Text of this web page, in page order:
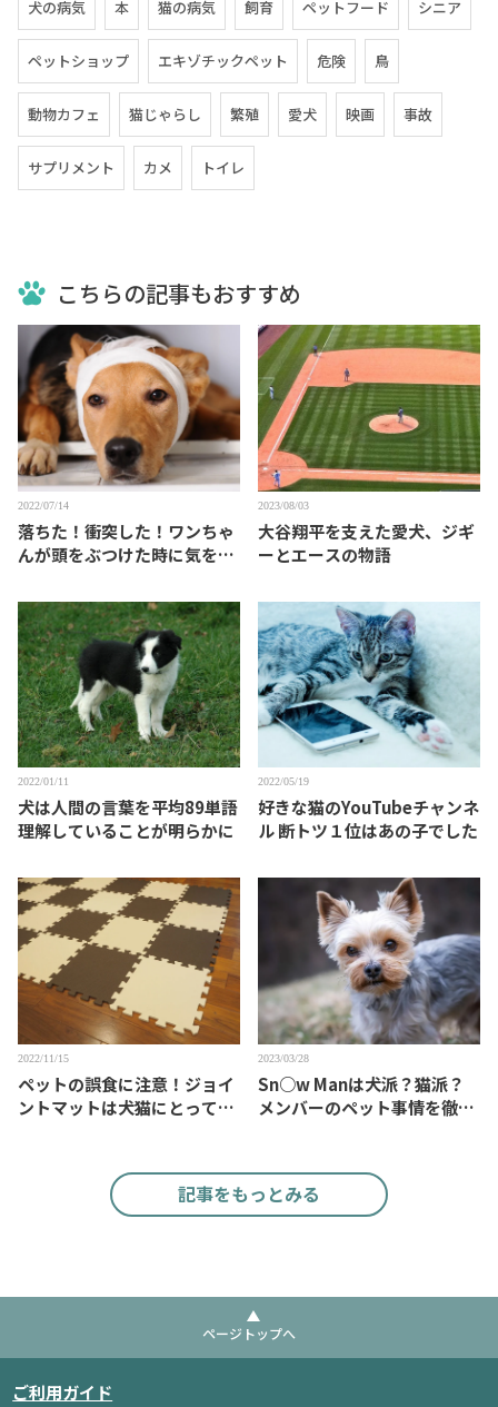
犬の病気 本 猫の病気 飼育 ペットフード シニア
ペットショップ エキゾチックペット 危険 鳥
動物カフェ 猫じゃらし 繁殖 愛犬 映画 事故
サプリメント カメ トイレ
こちらの記事もおすすめ
2022/07/14
落ちた！衝突した！ワンちゃ
んが頭をぶつけた時に気をつ
2023/08/03
大谷翔平を支えた愛犬、ジギ
ーとエースの物語
2022/01/11
犬は人間の言葉を平均89単語
理解していることが明らかに
2022/05/19
好きな猫のYouTubeチャンネ
ル 断トツ１位はあの子でした
2022/11/15
ペットの誤食に注意！ジョイ
ントマットは犬猫にとって魅
2023/03/28
Sn○w Manは犬派？猫派？
メンバーのペット事情を徹底
記事をもっとみる
ページトップへ
ご利用ガイド